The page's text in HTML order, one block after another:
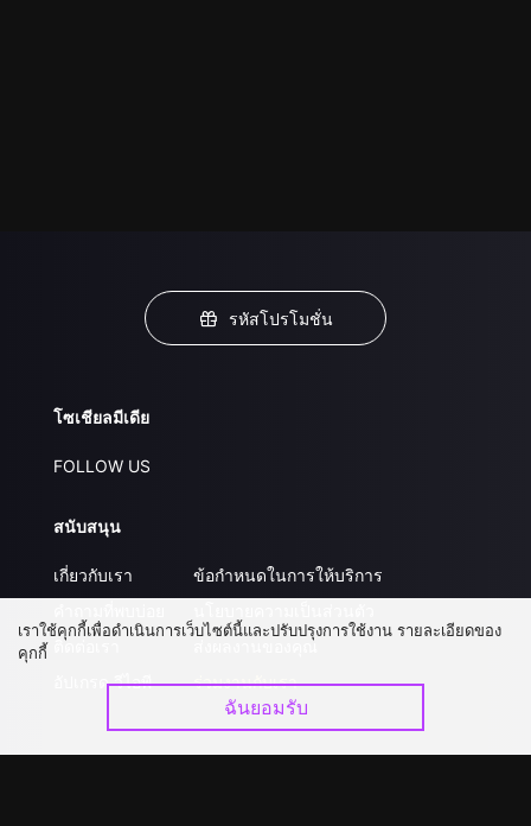
รหัสโปรโมชั่น
โซเชียลมีเดีย
FOLLOW US
สนับสนุน
เกี่ยวกับเรา
ติดต่อเรา
อัปเกรด วีไอพี
ข้อกำหนดในการให้บริการ
ส่งผลงานของคุณ
ร่วมงานกับเรา
เราใช้คุกกี้เพื่อดำเนินการเว็บไซต์นี้และปรับปรุงการใช้งาน รายละเอียดของ
คุกกี้
ฉันยอมรับ